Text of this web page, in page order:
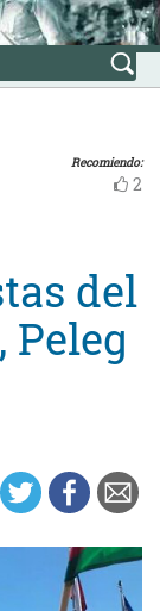
Recomiendo:
2
del